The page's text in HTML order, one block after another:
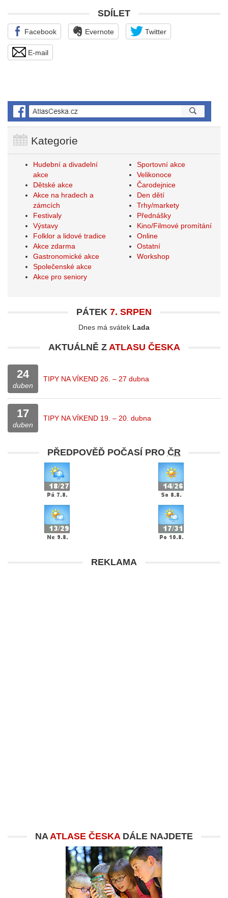
SDÍLET
Facebook Evernote Twitter
E-mail
Kategorie
Hudební a divadelní
akce
Dětské akce
Akce na hradech a
zámcích
Festivaly
Výstavy
Folklor a lidové tradice
Akce zdarma
Gastronomické akce
Společenské akce
Akce pro seniory
Sportovní akce
Velikonoce
Čarodejnice
Den dětí
Trhy/markety
Přednášky
Kino/Filmové promítání
Online
Ostatní
Workshop
PÁTEK 7. SRPEN
Dnes má svátek Lada
AKTUÁLNĚ Z ATLASU ČESKA
24
duben
TIPY NA VÍKEND 26. – 27 dubna
17
duben
TIPY NA VÍKEND 19. – 20. dubna
PŘEDPOVĚĎ POČASÍ PRO ČR
REKLAMA
NAATLASE ČESKADÁLE NAJDETE